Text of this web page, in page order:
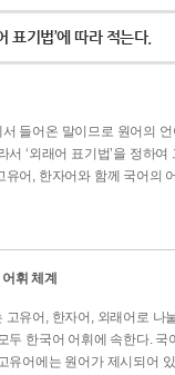
표기법’에 따라 적는다.
들어온 말이므로 원어의
서 ‘외래어 표기법’을 정하여
유어, 한자어와 함께 국어의
휘 체계
고유어, 한자어, 외래어로 나
두 한국어 어휘에 속한다. 국
유어에는 원어가 제시되어